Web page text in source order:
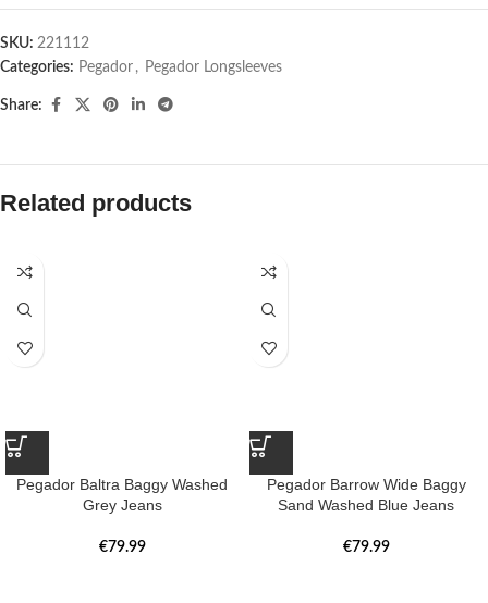
SKU: 221112
Categories: Pegador​ , Pegador Longsleeves
Share:
Related products
Pegador Baltra Baggy Washed
Grey Jeans
€79.99
Pegador Barrow Wide Baggy
Sand Washed Blue Jeans
€79.99